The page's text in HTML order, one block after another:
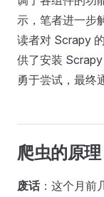
示，笔者进一步
读者对 Scrapy
供了安装
勇于尝试，最终
爬虫的原理
废话：这个月前